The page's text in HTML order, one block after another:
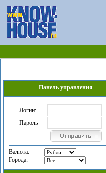
Панель управления
Логин:
Пароль
Валюта:
Города: